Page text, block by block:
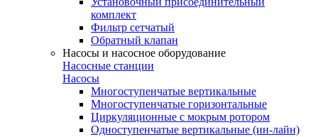
комплект
Фильтр сетчатый
Обратный клапан
Насосы и насосное оборудование
Насосные станции
Насосы
Многоступенчатые вертикальные
Многоступенчатые горизонтальные
Циркуляционные с мокрым ротором
Одноступенчатые вертикальные (ин-лайн)